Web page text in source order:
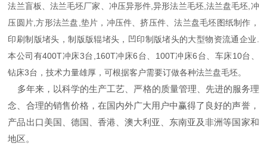
法兰盲板、法兰毛坯厂家、冲压异形件,异形法兰毛坯,法兰盘毛坯,冲
压圆片,方形法兰盘,垫片，冲压件、挤压件、法兰盘毛坯图纸制作，
印刷制版堵头，制版版辊堵头，凹印制版堵头的大型物资流通企业.
本公司有400T冲床3台,160T冲床6台、100T冲床6台、车床10台、
钻床3台，技术力量雄厚，可根据客户需要订做各种法兰盘毛坯。
多年来，以科学的生产工艺、严格的质量管理、先进的服务理
念、合理的销售价格，在国内外广大用户中赢得了良好的声誉，
产品出口美国、德国、香港、澳大利亚、东南亚及非洲等国家和
地区。